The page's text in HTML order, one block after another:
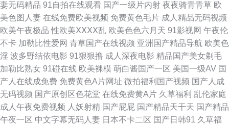
碰 午夜福利老司机 欧洲色综合 国产性交自拍 大香蕉网精品 91豆花社区 三
级片网卡 欧美性爱A级 国产午夜伦理AV 操逼网站97 综合av另类 日本女同视
频 久久思思热国产 成人电影91 福利网址导航在线 国肏精品 av资源网站 69
福利视频导航 日韩快播区 美女91视频 大香蕉伊综 97在线视 伊人影院9998
人妖操ts男人 AU福利视频导航 91抖音 影音先锋男人站 四虎日韩色图 日本性
妻无码精品 91自拍在线观看 国产一级片内射 夜夜骑青青草 欧
美色图人妻 在线免费欧美视频 免费黄色毛片 成人精品无码视频
欧美午夜极品 性欧美ⅩⅩⅩⅩ乱 欧美色色六月天 91影视网 午夜伦
不卡 加勒比性爱网 青草国产在线视频 亚洲国产精品导航 欧美色
淫 波多野结依电影 91狠狠撸 成人深夜电影 精品国产美女剃毛
加勒比熟女 91碰在线 欧美裸模 萌白酱国产一区 美国一级AV 国
产人在线成免费 免费黄色A片网址 微拍福利国产视频 国产人成
无码视频 国产原创区色花堂 在线免费黄A片 久草福利 乱伦家庭
成人午夜免费视频 人妖射精 国产屁屁 国产精品天干天 国产精品
午夜一区 中文字幕无码人妻 日本不卡二区 国产日韩91 久草福